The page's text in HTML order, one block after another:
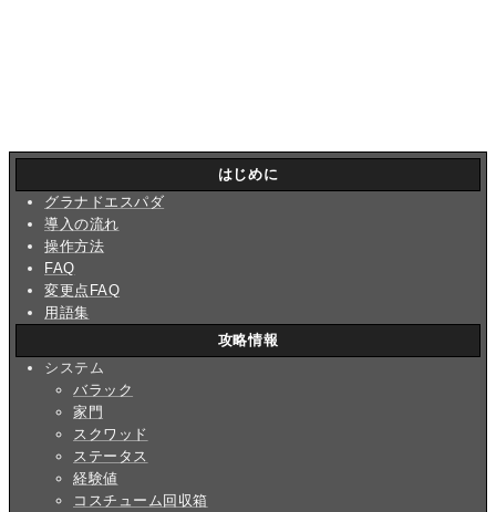
はじめに
グラナドエスパダ
導入の流れ
操作方法
FAQ
変更点FAQ
用語集
攻略情報
システム
バラック
家門
スクワッド
ステータス
経験値
コスチューム回収箱